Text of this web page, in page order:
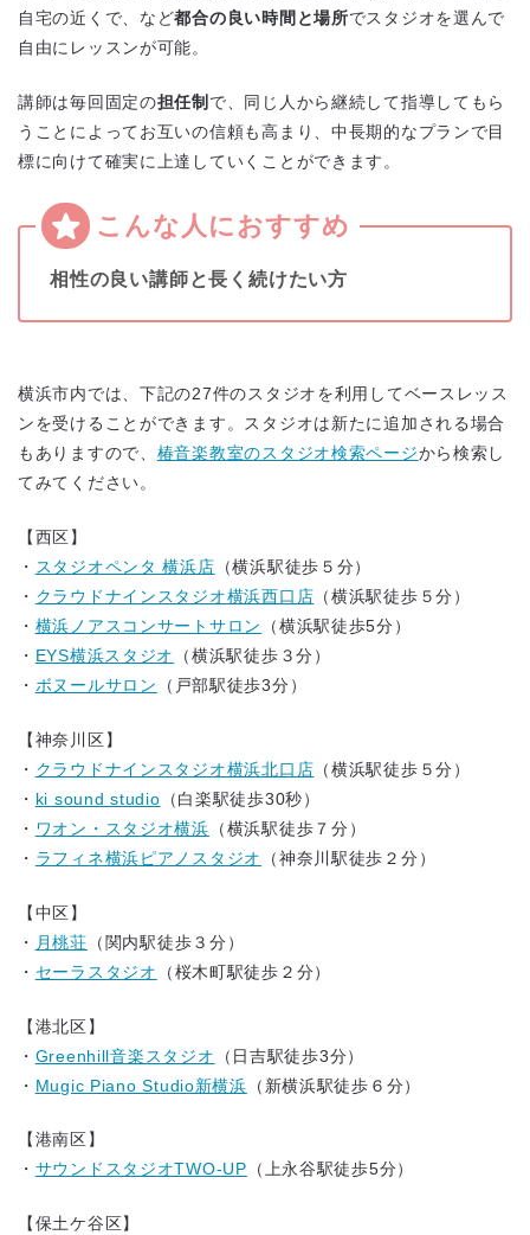
自宅の近くで、など都合の良い時間と場所でスタジオを選んで
自由にレッスンが可能。
講師は毎回固定の担任制 で、同じ人から継続して指導してもら
うことによってお互いの信頼も高まり、中長期的なプランで目
標に向けて確実に上達していくことができます。
相性の良い講師と長く続けたい方
横浜市内では、下記の27件のスタジオを利用してベースレッス
ンを受けることができます。スタジオは新たに追加される場合
もありますので、 椿音楽教室のスタジオ検索ページから検索し
てみてください。
【西区】
・ スタジオペンタ 横浜店 （横浜駅徒歩５分）
・ クラウドナインスタジオ横浜西口店 （横浜駅徒歩５分）
・ 横浜ノアスコンサートサロン
（横浜駅徒歩5分）
・ EYS横浜スタジオ
（横浜駅徒歩３分）
・ ボヌールサロン （戸部駅徒歩3分）
【神奈川区】
・ クラウドナインスタジオ横浜北口店 （横浜駅徒歩５分）
・ ki sound studio （白楽駅徒歩30秒）
・ ワオン・スタジオ横浜 （横浜駅徒歩７分）
・ ラフィネ横浜ピアノスタジオ （神奈川駅徒歩２分）
【中区】
・ 月桃荘 （関内駅徒歩３分）
・ セーラスタジオ （桜木町駅徒歩２分）
【港北区】
・ Greenhill音楽スタジオ （日吉駅徒歩3分）
・ Mugic Piano Studio新横浜 （新横浜駅徒歩６分）
【港南区】
・ サウンドスタジオTWO-UP （上永谷駅徒歩5分）
【保土ケ谷区】